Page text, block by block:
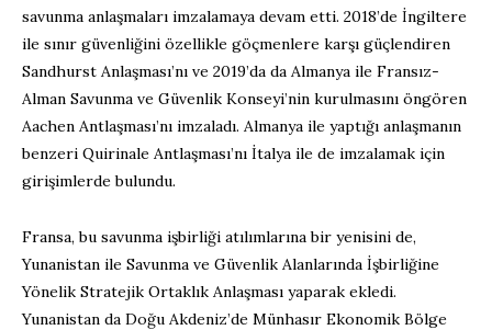
savunma anlaşmaları imzalamaya devam etti. 2018’de İngiltere
ile sınır güvenliğini özellikle göçmenlere karşı güçlendiren
Sandhurst Anlaşması’nı ve 2019’da da Almanya ile Fransız-
Alman Savunma ve Güvenlik Konseyi’nin kurulmasını öngören
Aachen Antlaşması’nı imzaladı. Almanya ile yaptığı anlaşmanın
benzeri Quirinale Antlaşması’nı İtalya ile de imzalamak için
girişimlerde bulundu.
Fransa, bu savunma işbirliği atılımlarına bir yenisini de,
Yunanistan ile Savunma ve Güvenlik Alanlarında İşbirliğine
Yönelik Stratejik Ortaklık Anlaşması yaparak ekledi.
Yunanistan da Doğu Akdeniz’de Münhasır Ekonomik Bölge